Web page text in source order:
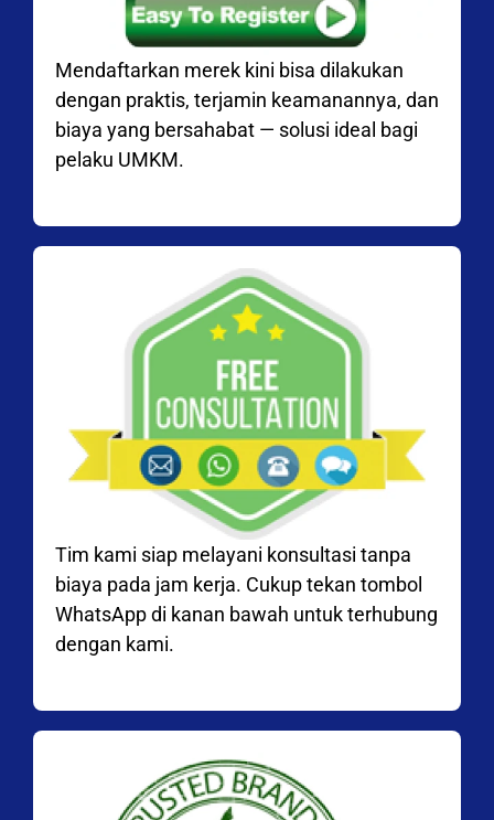
Mendaftarkan merek kini bisa dilakukan
dengan praktis, terjamin keamanannya, dan
biaya yang bersahabat — solusi ideal bagi
pelaku UMKM.
Tim kami siap melayani konsultasi tanpa
biaya pada jam kerja. Cukup tekan tombol
WhatsApp di kanan bawah untuk terhubung
dengan kami.